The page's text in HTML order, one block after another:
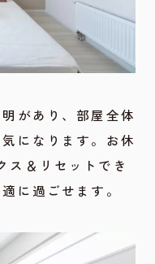
があり、部屋全体
になります。お休
ス＆リセットでき
に過ごせます。